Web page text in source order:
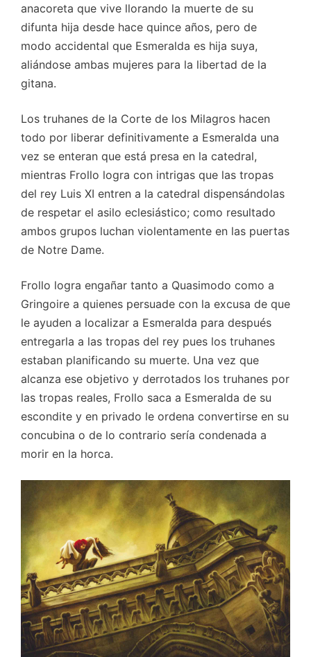
anacoreta que vive llorando la muerte de su
difunta hija desde hace quince años, pero de
modo accidental que Esmeralda es hija suya,
aliándose ambas mujeres para la libertad de la
gitana.
Los truhanes de la Corte de los Milagros hacen
todo por liberar definitivamente a Esmeralda una
vez se enteran que está presa en la catedral,
mientras Frollo logra con intrigas que las tropas
del rey Luis XI entren a la catedral dispensándolas
de respetar el asilo eclesiástico; como resultado
ambos grupos luchan violentamente en las puertas
de Notre Dame.
Frollo logra engañar tanto a Quasimodo como a
Gringoire a quienes persuade con la excusa de que
le ayuden a localizar a Esmeralda para después
entregarla a las tropas del rey pues los truhanes
estaban planificando su muerte. Una vez que
alcanza ese objetivo y derrotados los truhanes por
las tropas reales, Frollo saca a Esmeralda de su
escondite y en privado le ordena convertirse en su
concubina o de lo contrario sería condenada a
morir en la horca.